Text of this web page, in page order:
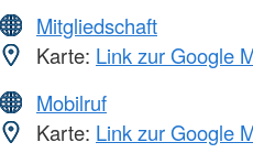
Mitgliedschaft
Karte: Link zur Google
Mobilruf
Karte: Link zur Google